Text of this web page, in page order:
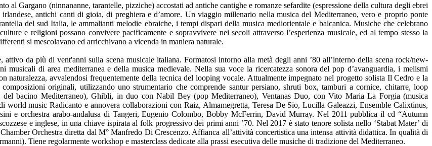
al Gargano (ninnananne, tarantelle, pizziche) accostati ad antiche cantighe e romanze sefardite (espressione della cultura degli ebrei
antichi canti di gioia, di preghiera e d’amore. Un viaggio millenario nella musica del Mediterraneo, vero e proprio ponte
del sud Italia, le ammalianti melodie ebraiche, i tempi dispari della musica mediorientale e balcanica. Musiche che celebrano
e religioni possano convivere pacificamente e sopravvivere nei secoli attraverso l’esperienza musicale, ed al tempo stesso la
si mescolavano ed arricchivano a vicenda in maniera naturale.
attivo da più di vent'anni sulla scena musicale italiana. Formatosi intorno alla metà degli anni ’80 all’interno della scena rock/new-
di area mediterranea e della musica medievale. Nella sua voce la ricercatezza sonora del pop d’avanguardia, i melismi
naturalezza, avvalendosi frequentemente della tecnica del looping vocale. Attualmente impegnato nel progetto solista Il Cedro e la
originali, utilizzando uno strumentario che comprende santur persiano, shruti box, tamburi a cornice, chitarre, loop
del bacino Mediterraneo), Ghibli, in duo con Nabil Bey (pop Mediterraneo), Ventanas Duo, con Vito Maria La Forgia (musica
music Radicanto e annovera collaborazioni con Raiz, Almamegretta, Teresa De Sio, Lucilla Galeazzi, Ensemble Calixtinus,
e orchestra arabo-andalusa di Tangeri, Eugenio Colombo, Bobby McFerrin, David Murray. Nel 2011 pubblica il cd “Autumn
e inglese, in una chiave ispirata al folk progressivo dei primi anni ’70. Nel 2017 è stato tenore solista nello ‘Stabat Mater’ di
Orchestra diretta dal M° Manfredo Di Crescenzo. Affianca all’attività concertistica una intensa attività didattica. In qualità di
Tiene regolarmente workshop e masterclass dedicate alla prassi esecutiva delle musiche di tradizione del Mediterraneo.